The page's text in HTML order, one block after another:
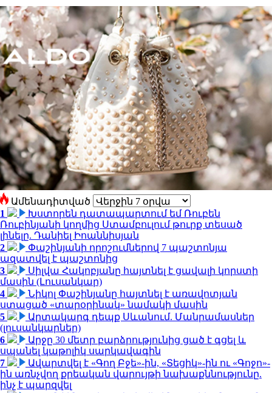
Ամենադիտված
1
Խստորեն դատապարտում եմ Ռուբեն
Ռուբինյանի կողմից Ստամբուլում թուրք տեսած
լինելը. Դանիել Իոաննիսյան
2
Փաշինյանի որոշումներով 7 պաշտոնյա
ազատվել է պաշտոնից
3
Սիլվա Հակոբյանը հայտնել է ցավալի կորստի
մասին (Լուսանկար)
4
Նիկոլ Փաշինյանը հայտնել է առավոտյան
ստացած «տարօրինակ» նամակի մասին
5
Արտակարգ դեպք Սևանում. Մանրամասներ
(լուսանկարներ)
6
Արջը 30 մետր բարձրությունից ցած է գցել և
սպանել կաթոլիկ սարկավագին
7
Ավարտվել է «Գող Բջե»-ին, «Տեցիկ»-ին ու «Գոջո»-
ին առնչվող քրեական վարույթի նախաքննությունը.
ինչ է պարզվել